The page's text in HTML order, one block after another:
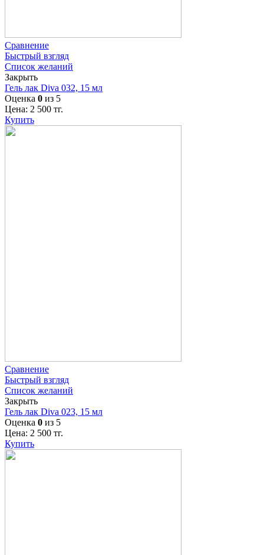
Сравнение
Быстрый взгляд
Список желаний
Закрыть
Гель лак Diva 032, 15 мл
Оценка 0 из 5
Цена: 2 500 тг.
Купить
Сравнение
Быстрый взгляд
Список желаний
Закрыть
Гель лак Diva 023, 15 мл
Оценка 0 из 5
Цена: 2 500 тг.
Купить